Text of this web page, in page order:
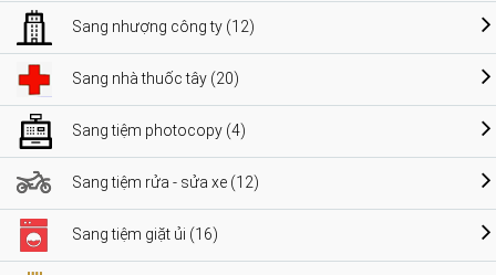
Sang nhượng công ty (12)
Sang nhà thuốc tây (20)
Sang tiệm photocopy (4)
Sang tiệm rửa - sửa xe (12)
Sang tiệm giặt ủi (16)